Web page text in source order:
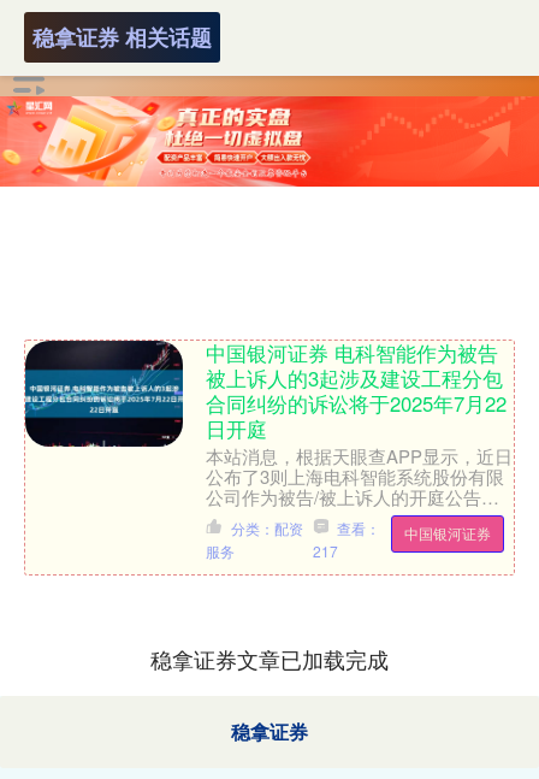
稳拿证券 相关话题
中国银河证券 电科智能作为被告
被上诉人的3起涉及建设工程分包
合同纠纷的诉讼将于2025年7月22
日开庭
本站消息，根据天眼查APP显示，近日
公布了3则上海电科智能系统股份有限
公司作为被告/被上诉人的开庭公告，
案由为建设工程分包合同纠纷，开庭日
期为2025年7月22....
中国银河证券
分类：配资
服务
查看：
217
稳拿证券文章已加载完成
稳拿证券